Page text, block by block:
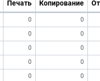
Печать Копирование
0
0
0 0
0
0
0
0
0 0